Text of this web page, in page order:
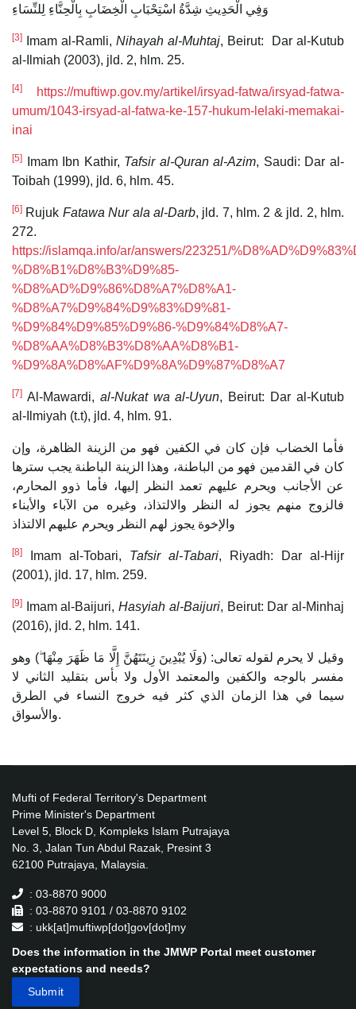
وَفِي الْحَدِيثِ شِدَّةُ اسْتِحْبَابِ الْخِضَابِ بِالْحِنَّاءِ لِلنِّسَاءِ
[3] Imam al-Ramli, Nihayah al-Muhtaj, Beirut: Dar al-Kutub
al-Ilmiah (2003), jld. 2, hlm. 25.
[4]
https://muftiwp.gov.my/artikel/irsyad-fatwa/irsyad-fatwa-
umum/1043-irsyad-al-fatwa-ke-157-hukum-lelaki-memakai-
inai
[5] Imam Ibn Kathir, Tafsir al-Quran al-Azim, Saudi: Dar al-
Toibah (1999), jld. 6, hlm. 45.
[6] Rujuk Fatawa Nur ala al-Darb, jld. 7, hlm. 2 & jld. 2, hlm.
272.
https://islamqa.info/ar/answers/223251/
%D8%B1%D8%B3%D9%85-
%D8%AD%D9%86%D8%A7%D8%A1-
%D8%A7%D9%84%D9%83%D9%81-
%D9%84%D9%85%D9%86-%D9%84%D8%A7-
%D8%AA%D8%B3%D8%AA%D8%B1-
%D9%8A%D8%AF%D9%8A%D9%87%D8%A7
[7] Al-Mawardi, al-Nukat wa al-Uyun, Beirut: Dar al-Kutub
al-Ilmiyah (t.t), jld. 4, hlm. 91.
فأما الخضاب فإن كان في الكفين فهو من الزينة الظاهرة، وإن
كان في القدمين فهو من الباطنة، وهذا الزينة الباطنة يجب سترها
عن الأجانب ويحرم عليهم تعمد النظر إليها، فأما ذوو المحارم،
فالزوج منهم يجوز له النظر والالتذاذ، وغيره من الآباء والأبناء
والإخوة يجوز لهم النظر ويحرم عليهم الالتذاذ
[8] Imam al-Tobari, Tafsir al-Tabari, Riyadh: Dar al-Hijr
(2001), jld. 17, hlm. 259.
[9] Imam al-Baijuri,Hasyiah al-Baijuri, Beirut: Dar al-Minhaj
(2016), jld. 2, hlm. 141.
وقيل لا يحرم لقوله تعالى: (وَلَا يُبْدِينَ زِينَتَهُنَّ إِلَّا مَا ظَهَرَ مِنْهَا ۖ) وهو
مفسر بالوجه والكفين والمعتمد الأول ولا بأس بتقليد الثاني لا
سيما في هذا الزمان الذي كثر فيه خروج النساء في الطرق
والأسواق.
Mufti of Federal Territory's Department
Prime Minister's Department
Level 5, Block D, Kompleks Islam Putrajaya
No. 3, Jalan Tun Abdul Razak, Presint 3
62100 Putrajaya, Malaysia.
: 03-8870 9000
: 03-8870 9101 / 03-8870 9102
: ukk[at]muftiwp[dot]gov[dot]my
Does the information in the JMWP Portal meet customer
expectations and needs?